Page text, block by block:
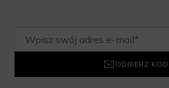
ODBIERZ KOD